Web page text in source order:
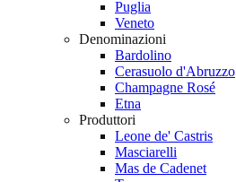
Puglia
Veneto
Denominazioni
Bardolino
Cerasuolo d'Abruzzo
Champagne Rosé
Etna
Produttori
Leone de' Castris
Masciarelli
Mas de Cadenet